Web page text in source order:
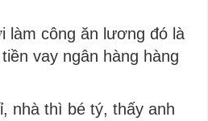
làm công ăn lương đó là
vay ngân hàng hàng
nhà thì bé tý, thấy anh